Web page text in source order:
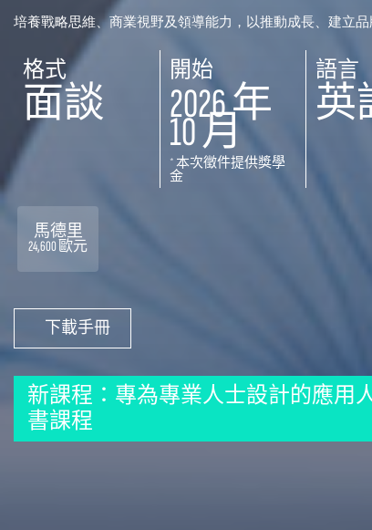
培養戰略思維、商業視野及領導能力，以推動成長、建立品
格式
面談
開始
2026 年
10 月
* 本次徵件提供獎學
金
語言
英
馬德里
24,600 歐元
下載手冊
新課程：專為專業人士設計的應用
書課程